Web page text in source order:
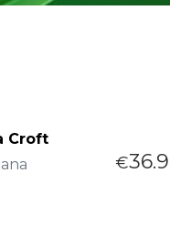
Croft
€